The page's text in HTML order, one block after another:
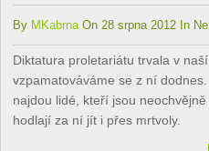
By MKabrna On 28 srpna 2012 In
Diktatura proletariátu trvala v
vzpamatováváme se z ní
najdou lidé, kteří jsou
hodlají za ní jít i přes mrtvoly.